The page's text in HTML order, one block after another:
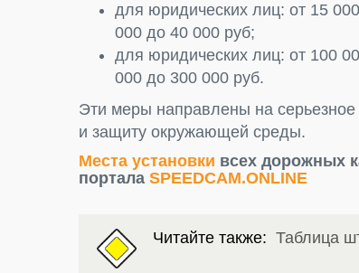
для юридических лиц: от 15
000 до 40 000 руб;
для юридических лиц: от 100
000 до 300 000 руб.
Эти меры направлены на
и защиту окружающей среды.
Места установки всех дорожных
портала SPEEDCAM.ONLINE
Читайте также: Таблица